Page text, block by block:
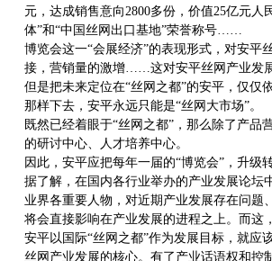
元，达成销售意向2800多份，价值25亿元
体”和“中国丝网出口基地”荣誉称号……
博览会这一“会展经济”的表现形式，对安平
接，营销量的激增……这对安平丝网产业发
但是把未来定位在“丝网之都”的安平，仅仅
那样下去，安平永远只能是“丝网大市场”。
既然已经着眼于“丝网之都”，那么除了产
的研讨中心、人才培养中心。
因此，安平应把每年一届的“博览会”，升级
据了解，在国内各行业举办的产业发展论坛
业界各重要人物，对近期产业发展存在问题
将会直接影响在产业发展的进程之上。而这
安平以国际“丝网之都”作为发展目标，就应
丝网产业发展的核心。有了产业话语权和控